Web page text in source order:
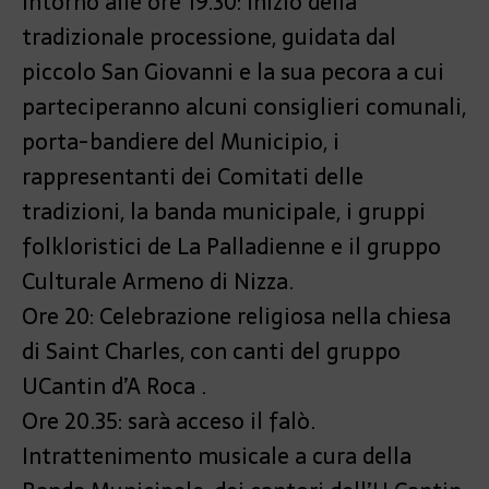
tradizionale processione, guidata dal
piccolo San Giovanni e la sua pecora a cui
parteciperanno alcuni consiglieri comunali,
porta-bandiere del Municipio, i
rappresentanti dei Comitati delle
tradizioni, la banda municipale, i gruppi
folkloristici de La Palladienne e il gruppo
Culturale Armeno di Nizza.
Ore 20: Celebrazione religiosa nella chiesa
di Saint Charles, con canti del gruppo
UCantin d’A Roca .
Ore 20.35: sarà acceso il falò.
Intrattenimento musicale a cura della